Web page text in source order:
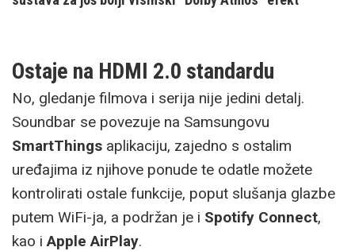
Ostaje na HDMI 2.0 standardu
No, gledanje filmova i serija nije jedini detalj.
Soundbar se povezuje na Samsungovu
SmartThings aplikaciju, zajedno s ostalim
uređajima iz njihove ponude te odatle možete
kontrolirati ostale funkcije, poput slušanja glazbe
putem WiFi-ja, a podržan je i Spotify Connect,
kao iApple AirPlay.